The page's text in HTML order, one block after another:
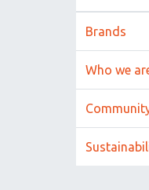
Brands
Who we